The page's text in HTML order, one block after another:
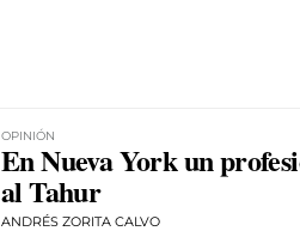
OPINIÓN
En Nueva York un
al Tahur
ANDRÉS ZORITA CALVO